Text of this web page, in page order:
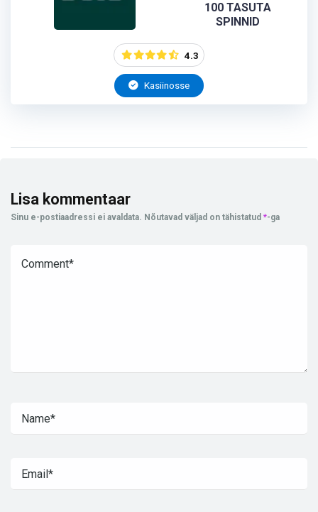
100 TASUTA
SPINNID
4.3
Kasiinosse
Lisa kommentaar
Sinu e-postiaadressi ei avaldata. Nõutavad väljad on tähistatud *-ga